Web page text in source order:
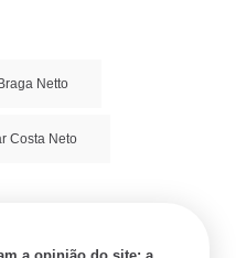
Netto
Costa Neto